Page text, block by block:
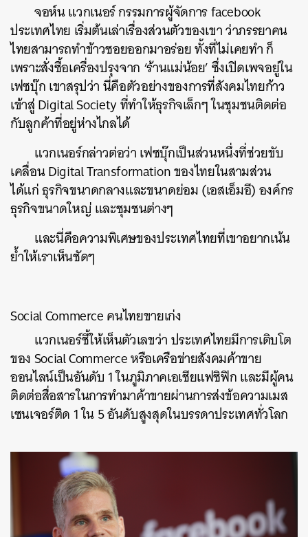
จอห์น แวกเนอร์ กรรมการผู้จัดการ facebook
ประเทศไทย เริ่มต้นเล่าเรื่องส่วนตัวของเขา ว่าภรรยาคน
ไทยสามารถทำข้าวซอยออกมาอร่อย ทั้งที่ไม่เคยทำ ก็
เพราะสั่งซื้อเครื่องปรุงจาก ‘ร้านแม่น้อย’ ซึ่งเปิดเพจอยู่ใน
เฟซบุ๊ก เขาสรุปว่า นี่คือตัวอย่างของการที่สังคมไทยก้าว
เข้าสู่ Digital Society ที่ทำให้ธุรกิจเล็กๆ ในชุมชนติดต่อ
กับลูกค้าที่อยู่ห่างไกลได้
แวกเนอร์กล่าวต่อว่า เฟซบุ๊กเป็นส่วนหนึ่งที่ช่วยขับ
เคลื่อน Digital Transformation ของไทยในสามส่วน
ได้แก่ ธุรกิจขนาดกลางและขนาดย่อม (เอสเอ็มอี) องค์กร
ธุรกิจขนาดใหญ่ และชุมชนต่างๆ
และนี่คือความพิเศษของประเทศไทยที่เขาอยากเน้น
ย้ำให้เราเห็นชัดๆ
Social Commerce คนไทยขายเก่ง
แวกเนอร์ชี้ให้เห็นตัวเลขว่า ประเทศไทยมีการเติบโต
ของ Social Commerce หรือเครือข่ายสังคมค้าขาย
ออนไลน์เป็นอันดับ 1 ในภูมิภาคเอเชียแฟซิฟิก และมีผู้คน
ติดต่อสื่อสารในการทำมาค้าขายผ่านการส่งข้อความเมส
เซนเจอร์ติด 1 ใน 5 อันดับสูงสุดในบรรดาประเทศทั่วโลก